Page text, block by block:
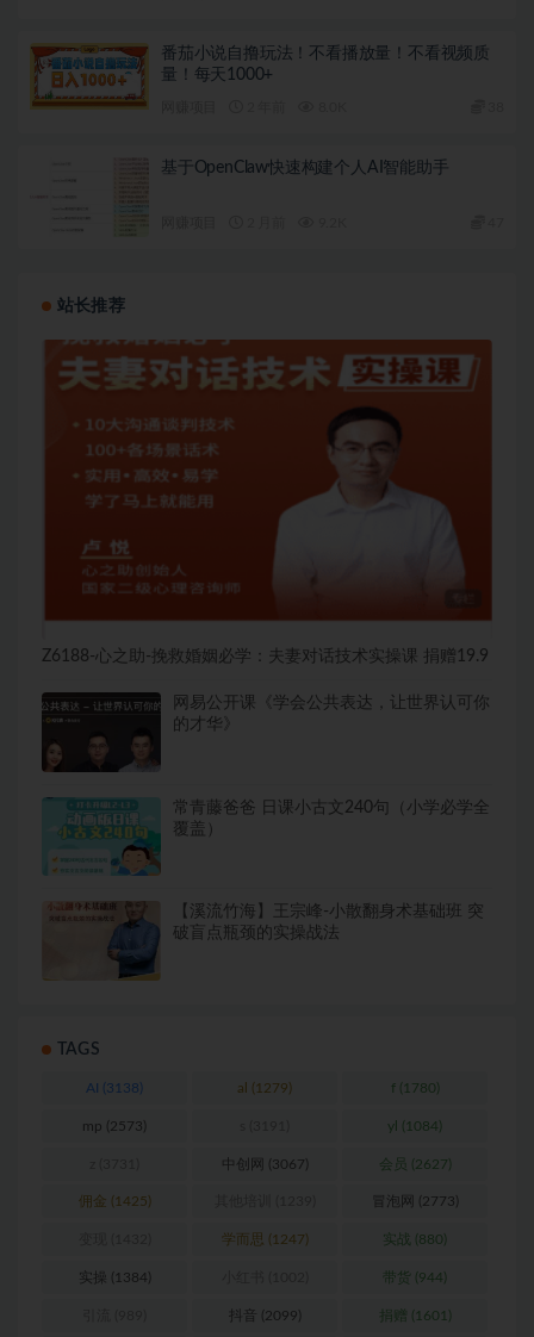
番茄小说自撸玩法！不看播放量！不看视频质
量！每天1000+
基于OpenClaw快速构建个人AI智能助手
站长推荐
Z6188-心之助-挽救婚姻必学：夫妻对话技术实操课 捐赠19.9
网易公开课《学会公共表达，让世界认可你
的才华》
常青藤爸爸 日课小古文240句（小学必学全
覆盖）
【溪流竹海】王宗峰-小散翻身术基础班 突
破盲点瓶颈的实操战法
TAGS
AI (3138) al (1279) f(1780)
mp (2573) yl (1084)
中创网 (3067) 会员 (2627)
佣金 (1425) 冒泡网 (2773)
学而思 (1247) 实战 (880)
实操 (1384) 带货 (944)
抖音 (2099) (1601)